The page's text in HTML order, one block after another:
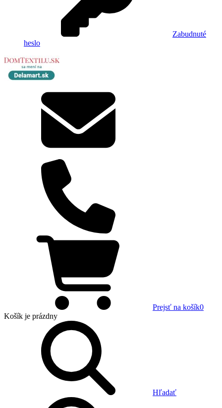
Zabudnuté
heslo
Prejsť na košík0
Košík je prázdny
Hľadať